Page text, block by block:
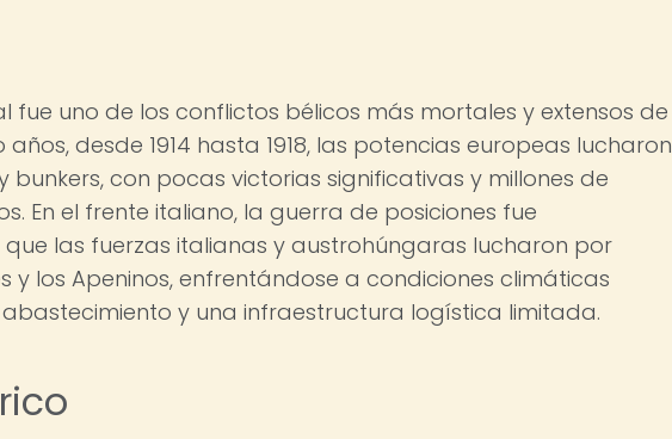
fue uno de los conflictos bélicos más mortales y extensos de
desde 1914 hasta 1918, las potencias europeas lucharon
bunkers, con pocas victorias significativas y millones de
En el frente italiano, la guerra de posiciones fue
las fuerzas italianas y austrohúngaras lucharon por
y los Apeninos, enfrentándose a condiciones climáticas
y una infraestructura logística limitada.